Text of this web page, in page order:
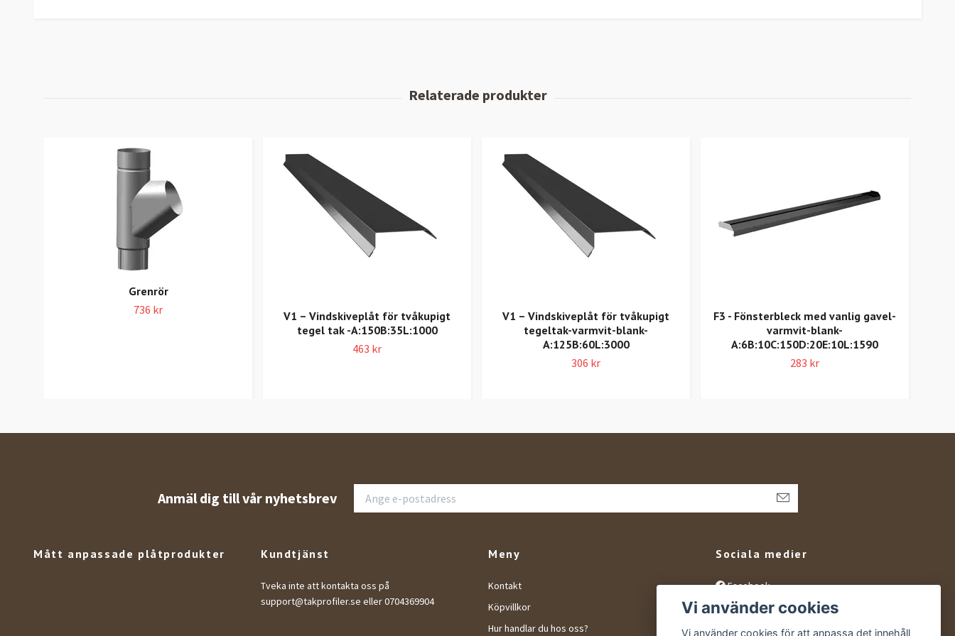
Grenrör
736 kr
V1 – Vindskiveplåt för tvåkupigt
tegel tak -A:150B:35L:1000
463 kr
V1 – Vindskiveplåt för tvåkupigt
tegeltak-varmvit-blank-
A:125B:60L:3000
306 kr
F3 - Fönsterbleck med vanlig gavel-
varmvit-blank-
A:6B:10C:150D:20E:10L:1590
283 kr
Anmäl dig till vår nyhetsbrev
Mått anpassade plåtprodukter Kundtjänst
Tveka inte att kontakta oss på
support@takprofiler.se eller 0704369904
Meny
Kontakt
Köpvillkor
Hur handlar du hos oss?
Sociala medier
Facebook
Instagram
YouTube
Vi använder cookies
Vi använder cookies för att anpassa det innehåll